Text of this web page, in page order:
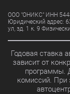
ООО "ОНИКС" ИНН
Юридический адрес:
ул, зд. 1 к. 9
Годовая ставка
зависит от
программы.
комиссий. При